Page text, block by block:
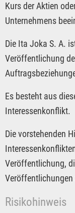
Kurs der Aktien
Unternehmens
Die Ita Joka S. A.
Veröffentlichung
Es besteht aus
Interessenkonflikt.
Die vorstehenden
Veröffentlichung,
Veröffentlichungen
Risikohinweis